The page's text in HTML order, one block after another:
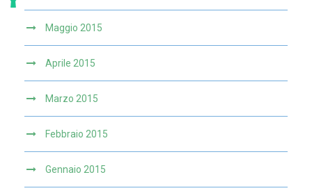
Maggio 2015
Aprile 2015
Marzo 2015
Febbraio 2015
Gennaio 2015